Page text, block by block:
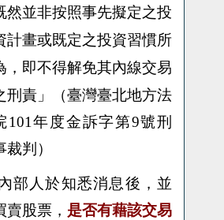
然並非按照事先擬定之投
計畫或既定之投資習慣所
，即不得解免其內線交易
刑責 」
（臺灣臺北地方法
101年度金訴字第9號刑
裁判）
部人於知悉消息後，並
賣股票， 是否有藉該交易